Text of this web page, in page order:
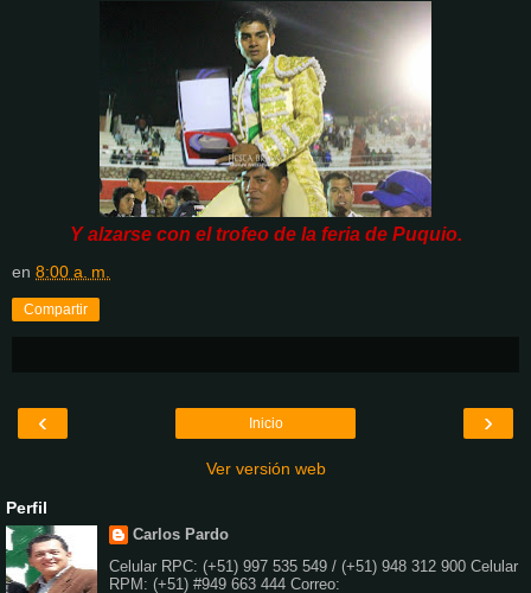
Y alzarse con el trofeo de la feria de Puquio.
en 8:00 a. m.
Compartir
‹ ›
Inicio
Ver versión web
Perfil
Carlos Pardo
Celular RPC: (+51) 997 535 549 / (+51) 948 312 900 Celular
RPM: (+51) #949 663 444 Correo: